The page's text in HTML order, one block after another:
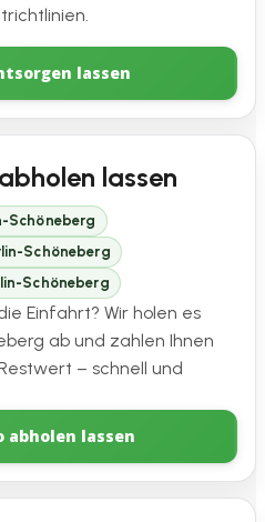
lassen
lassen
Schöneberg
Schöneberg
Schöneberg
Einfahrt? Wir holen es
ab und zahlen Ihnen
– schnell und
lassen